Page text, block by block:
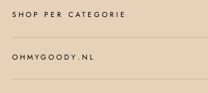
SHOP PER CATEGORIE
OHMYGOODY.NL